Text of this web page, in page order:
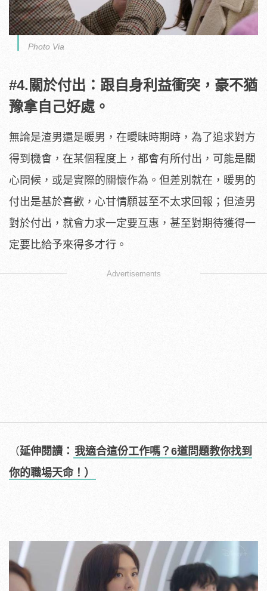
Photo Via
#4.關於付出：跟自身利益衝突，豪不猶
豫拿自己好處。
無論是渣男還是暖男，在曖昧時期時，為了追求對方
得到機會，在某個程度上，都會有所付出，可能是關
心問候，或是實際的關懷作為。但差別就在，暖男的
付出是基於喜歡，心甘情願甚至不太求回報；但渣男
對於付出，就會力求一定要互惠，甚至對期待獲得一
定要比給予來得多才行。
Advertisements
（延伸閱讀： 我適合這份工作嗎？6道問題教你找到
你的職場天命！）